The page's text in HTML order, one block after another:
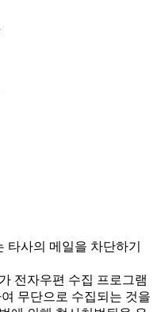
사의 메일을 차단하기
전자우편 수집 프로그램
무단으로 수집되는 것을